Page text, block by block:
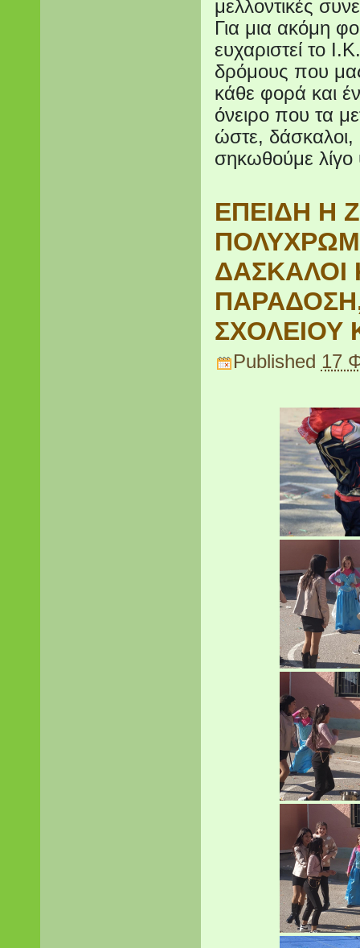
μελλοντικές
Για μια ακόμη
ευχαριστεί το
δρόμους που
κάθε φορά και
όνειρο που τα
ώστε, δάσκαλοι,
σηκωθούμε λίγο
ΕΠΕΙΔΗ Η
ΔΑΣΚΑΛΟΙ
ΣΧΟΛΕΙΟΥ
Published 17